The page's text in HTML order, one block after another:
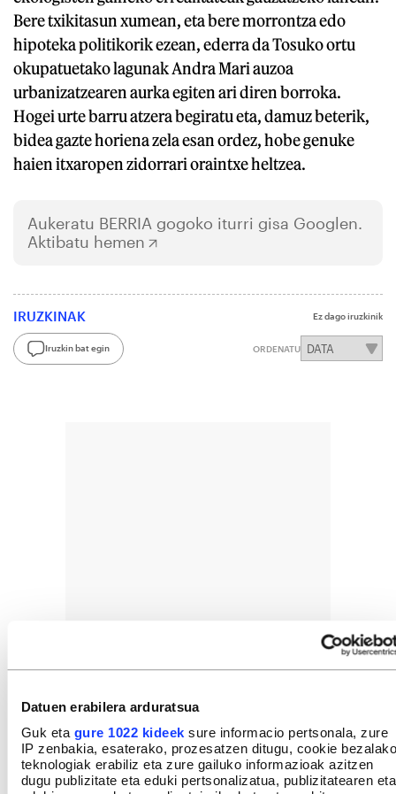
Datuen erabilera arduratsua
Guk eta gure 1022 kideek sure informacio pertsonala, zure
IP zenbakia, esaterako, prozesatzen ditugu, cookie bezalako
teknologiak erabiliz eta zure gailuko informazioak azitzen
dugu publizitate eta eduki pertsonalizatua, publizitatearen eta
Bere txikitasun xumean, eta bere morrontza edo
hipoteka politikorik ezean, ederra da Tosuko ortu
okupatuetako lagunak Andra Mari auzoa
urbanizatzearen aurka egiten ari diren borroka.
Hogei urte barru atzera begiratu eta, damuz beterik,
bidea gazte horiena zela esan ordez, hobe genuke
haien itxaropen zidorrari oraintxe heltzea.
Aukeratu BERRIA gogoko iturri gisa Googlen.
Aktibatu hemen
IRUZKINAK Ez dago iruzkinik
Iruzkin bat egin ORDENATU